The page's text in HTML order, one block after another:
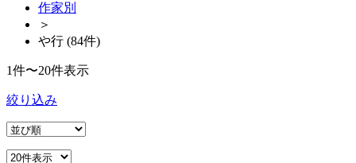
作家別
＞
や行 (84件)
1件〜20件表示
絞り込み